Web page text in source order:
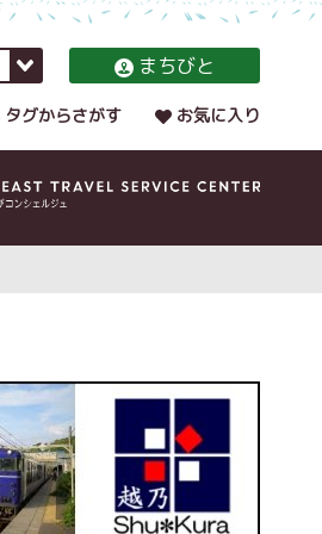
まちびと
タグからさがす お気に入り